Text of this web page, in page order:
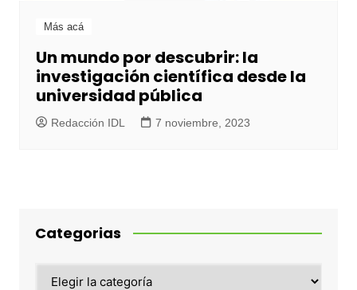
Más acá
Un mundo por descubrir: la
investigación científica desde la
universidad pública
Redacción IDL 7 noviembre, 2023
Categorias